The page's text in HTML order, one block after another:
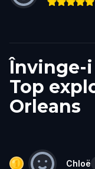
Învinge-
Top
Orleans
Chloë